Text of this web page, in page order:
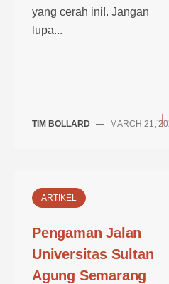
yang cerah ini!. Jangan
lupa...
TIM BOLLARD — MARCH 21,
ARTIKEL
Pengaman Jalan
Universitas Sultan
Agung Semarang